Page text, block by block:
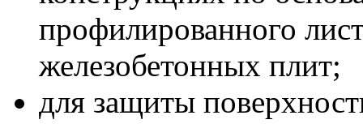
профилированного
железобетонных плит;
для защиты